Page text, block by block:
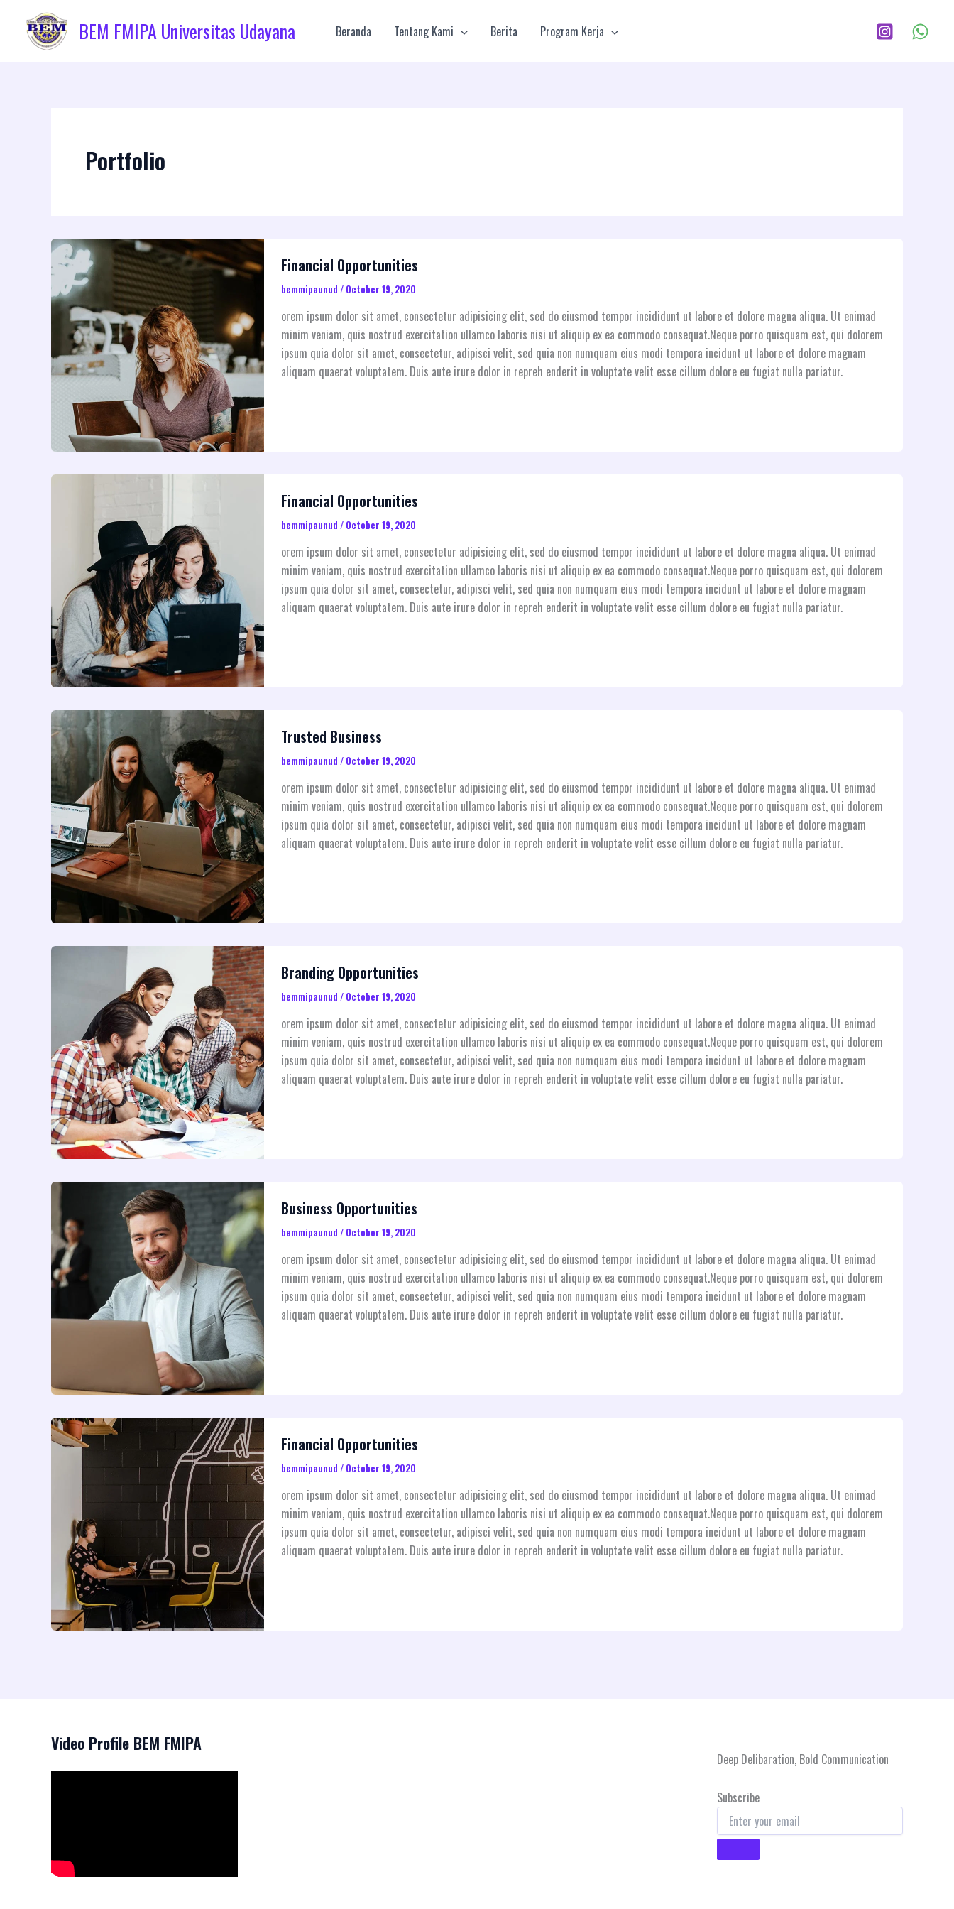
content
BEM FMIPA Universitas Udayana Beranda Tentang Kami Berita Program Kerja
Portfolio
Financial Opportunities
bemmipaunud / October 19, 2020
orem ipsum dolor sit amet, consectetur adipisicing elit, sed do eiusmod tempor incididunt ut labore et dolore magna aliqua. Ut enimad
minim veniam, quis nostrud exercitation ullamco laboris nisi ut aliquip ex ea commodo consequat.Neque porro quisquam est, qui dolorem
ipsum quia dolor sit amet, consectetur, adipisci velit, sed quia non numquam eius modi tempora incidunt ut labore et dolore magnam
aliquam quaerat voluptatem. Duis aute irure dolor in repreh enderit in voluptate velit esse cillum dolore eu fugiat nulla pariatur.
Financial Opportunities
bemmipaunud / October 19, 2020
orem ipsum dolor sit amet, consectetur adipisicing elit, sed do eiusmod tempor incididunt ut labore et dolore magna aliqua. Ut enimad
minim veniam, quis nostrud exercitation ullamco laboris nisi ut aliquip ex ea commodo consequat.Neque porro quisquam est, qui dolorem
ipsum quia dolor sit amet, consectetur, adipisci velit, sed quia non numquam eius modi tempora incidunt ut labore et dolore magnam
aliquam quaerat voluptatem. Duis aute irure dolor in repreh enderit in voluptate velit esse cillum dolore eu fugiat nulla pariatur.
Trusted Business
bemmipaunud / October 19, 2020
orem ipsum dolor sit amet, consectetur adipisicing elit, sed do eiusmod tempor incididunt ut labore et dolore magna aliqua. Ut enimad
minim veniam, quis nostrud exercitation ullamco laboris nisi ut aliquip ex ea commodo consequat.Neque porro quisquam est, qui dolorem
ipsum quia dolor sit amet, consectetur, adipisci velit, sed quia non numquam eius modi tempora incidunt ut labore et dolore magnam
aliquam quaerat voluptatem. Duis aute irure dolor in repreh enderit in voluptate velit esse cillum dolore eu fugiat nulla pariatur.
Branding Opportunities
bemmipaunud / October 19, 2020
orem ipsum dolor sit amet, consectetur adipisicing elit, sed do eiusmod tempor incididunt ut labore et dolore magna aliqua. Ut enimad
minim veniam, quis nostrud exercitation ullamco laboris nisi ut aliquip ex ea commodo consequat.Neque porro quisquam est, qui dolorem
ipsum quia dolor sit amet, consectetur, adipisci velit, sed quia non numquam eius modi tempora incidunt ut labore et dolore magnam
aliquam quaerat voluptatem. Duis aute irure dolor in repreh enderit in voluptate velit esse cillum dolore eu fugiat nulla pariatur.
Business Opportunities
bemmipaunud / October 19, 2020
orem ipsum dolor sit amet, consectetur adipisicing elit, sed do eiusmod tempor incididunt ut labore et dolore magna aliqua. Ut enimad
minim veniam, quis nostrud exercitation ullamco laboris nisi ut aliquip ex ea commodo consequat.Neque porro quisquam est, qui dolorem
ipsum quia dolor sit amet, consectetur, adipisci velit, sed quia non numquam eius modi tempora incidunt ut labore et dolore magnam
aliquam quaerat voluptatem. Duis aute irure dolor in repreh enderit in voluptate velit esse cillum dolore eu fugiat nulla pariatur.
Financial Opportunities
bemmipaunud / October 19, 2020
orem ipsum dolor sit amet, consectetur adipisicing elit, sed do eiusmod tempor incididunt ut labore et dolore magna aliqua. Ut enimad
minim veniam, quis nostrud exercitation ullamco laboris nisi ut aliquip ex ea commodo consequat.Neque porro quisquam est, qui dolorem
ipsum quia dolor sit amet, consectetur, adipisci velit, sed quia non numquam eius modi tempora incidunt ut labore et dolore magnam
aliquam quaerat voluptatem. Duis aute irure dolor in repreh enderit in voluptate velit esse cillum dolore eu fugiat nulla pariatur.
Video Profile BEM FMIPA
Deep Delibaration, Bold Communication
Subscribe